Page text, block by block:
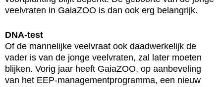
veelvraten in GaiaZOO is dan ook erg belangrijk.
DNA-test
Of de mannelijke veelvraat ook daadwerkelijk de
vader is van de jonge veelvraten, zal later moeten
blijken. Vorig jaar heeft GaiaZOO, op aanbeveling
van het EEP-managementprogramma, een nieuw